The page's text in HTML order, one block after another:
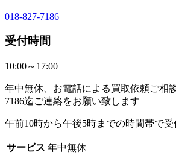
018-827-7186
受付時間
10:00～17:00
年中無休、お電話による買取依頼ご相
7186迄ご連絡をお願い致します
午前10時から午後5時までの時間帯で
サービス 年中無休